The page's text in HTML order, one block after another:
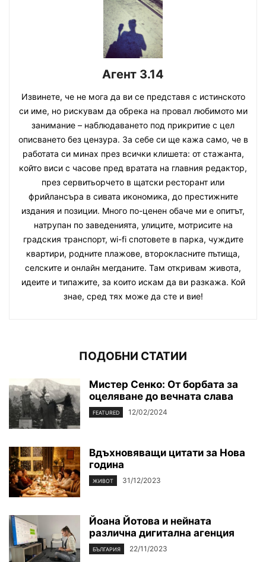
Агент 3.14
Извинете, че не мога да ви се представя с истинското
си име, но рискувам да обрека на провал любимото ми
занимание – наблюдаването под прикритие с цел
описването без цензура. За себе си ще кажа само, че в
работата си минах през всички клишета: от стажанта,
който виси с часове пред вратата на главния редактор,
през сервитьорчето в щатски ресторант или
фрийлансъра в сивата икономика, до престижните
издания и позиции. Много по-ценен обаче ми е опитът,
натрупан по заведенията, улиците, мотрисите на
градския транспорт, wi-fi спотовете в парка, чуждите
квартири, родните плажове, второкласните пътища,
селските и онлайн мегданите. Там откривам живота,
идеите и типажите, за които искам да ви разкажа. Кой
знае, сред тях може да сте и вие!
ПОДОБНИ СТАТИИ
Мистер Сенко: От борбата за
оцеляване до вечната слава
FEATURED 12/02/2024
Вдъхновяващи цитати за Нова
година
ЖИВОТ 31/12/2023
Йоана Йотова и нейната
различна дигитална агенция
БЪЛГАРИЯ 22/11/2023